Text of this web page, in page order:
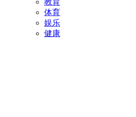
教育
体育
娱乐
健康